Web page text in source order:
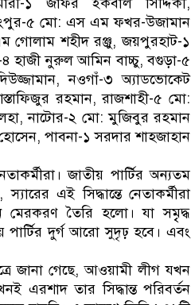
৫ মো: এস এম ফখর-উজামান
গোলাম শহীদ রঞ্জু, জয়পুরহাট-১
হাজী নুরুল আমিন বাচ্চু, বগুড়া-৫
নওগাঁ-৩ অ্যাডভোকেট
রহমান, রাজশাহী-৫ মো:
নাটোর-২ মো: মুজিবুর রহমান
পাবনা-১ সরদার শাহজাহান
জাতীয় পার্টির অন্যতম
এই সিদ্ধান্তে নেতাকর্মীরা
মেরকরণ তৈরি হলো। যা সমৃৃদ্ধ
পার্টির দুর্গ আরো সুদৃঢ় হবে। এবং
জানা গেছে, আওয়ামী লীগ যখন
এরশাদ তার সিদ্ধান্ত পরিবর্তন